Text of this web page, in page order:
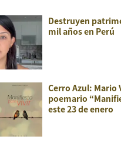
Destruyen
mil años en Perú
Cerro Azul: Mario
poemario
este 23 de enero